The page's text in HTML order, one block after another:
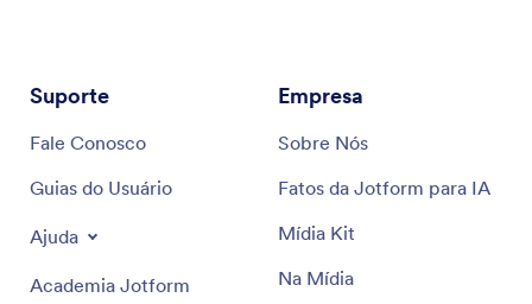
Suporte
Fale Conosco
Guias do Usuário
Ajuda
Academia Jotform
Empresa
Sobre Nós
Fatos da Jotform para IA
Mídia Kit
Na Mídia